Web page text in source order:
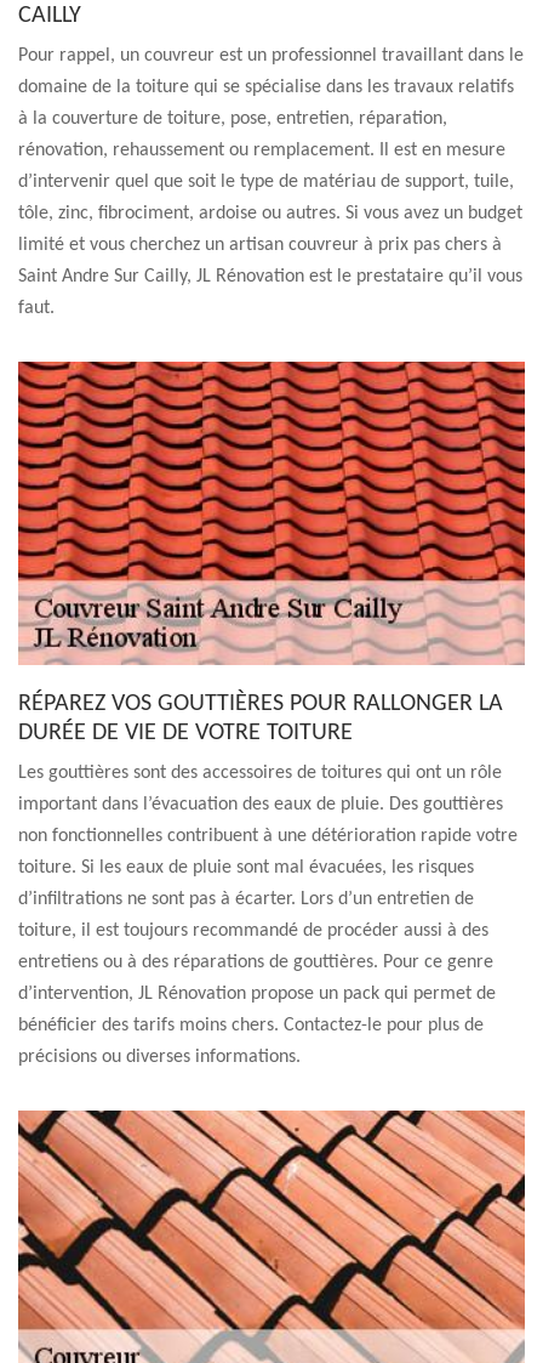
CAILLY
Pour rappel, un couvreur est un professionnel travaillant dans le
domaine de la toiture qui se spécialise dans les travaux relatifs
à la couverture de toiture, pose, entretien, réparation,
rénovation, rehaussement ou remplacement. Il est en mesure
d’intervenir quel que soit le type de matériau de support, tuile,
tôle, zinc, fibrociment, ardoise ou autres. Si vous avez un budget
limité et vous cherchez un artisan couvreur à prix pas chers à
Saint Andre Sur Cailly, JL Rénovation est le prestataire qu’il vous
faut.
RÉPAREZ VOS GOUTTIÈRES POUR RALLONGER LA
DURÉE DE VIE DE VOTRE TOITURE
Les gouttières sont des accessoires de toitures qui ont un rôle
important dans l’évacuation des eaux de pluie. Des gouttières
non fonctionnelles contribuent à une détérioration rapide votre
toiture. Si les eaux de pluie sont mal évacuées, les risques
d’infiltrations ne sont pas à écarter. Lors d’un entretien de
toiture, il est toujours recommandé de procéder aussi à des
entretiens ou à des réparations de gouttières. Pour ce genre
d’intervention, JL Rénovation propose un pack qui permet de
bénéficier des tarifs moins chers. Contactez-le pour plus de
précisions ou diverses informations.